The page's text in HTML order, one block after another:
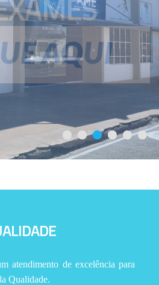
atendimento de excelência para
Qualidade.